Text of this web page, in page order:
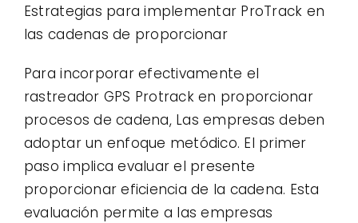
Estrategias para implementar ProTrack en
las cadenas de proporcionar
Para incorporar efectivamente el
rastreador GPS Protrack en proporcionar
procesos de cadena, Las empresas deben
adoptar un enfoque metódico. El primer
paso implica evaluar el presente
proporcionar eficiencia de la cadena. Esta
evaluación permite a las empresas